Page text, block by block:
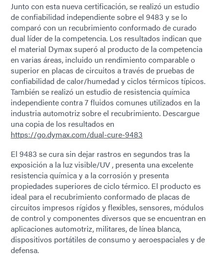
Junto con esta nueva certificación, se realizó un estudio
de confiabilidad independiente sobre el 9483 y se lo
comparó con un recubrimiento conformado de curado
dual líder de la competencia. Los resultados indican que
el material Dymax superó al producto de la competencia
en varias áreas, incluido un rendimiento comparable o
superior en placas de circuitos a través de pruebas de
confiabilidad de calor/humedad y ciclos térmicos típicos.
También se realizó un estudio de resistencia química
independiente contra 7 fluidos comunes utilizados en la
industria automotriz sobre el recubrimiento. Descargue
una copia de los resultados en
https://go.dymax.com/dual-cure-9483
El 9483 se cura sin dejar rastros en segundos tras la
exposición a la luz visible/UV , presenta una excelente
resistencia química y a la corrosión y presenta
propiedades superiores de ciclo térmico. El producto es
ideal para el recubrimiento conformado de placas de
circuitos impresos rígidos y flexibles, sensores, módulos
de control y componentes diversos que se encuentran en
aplicaciones automotriz, militares, de línea blanca,
dispositivos portátiles de consumo y aeroespaciales y de
defensa.